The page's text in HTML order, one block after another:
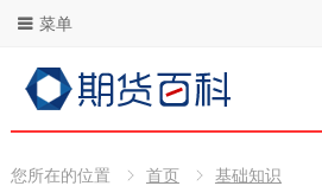
菜单
您所在的位置 首页 基础知识